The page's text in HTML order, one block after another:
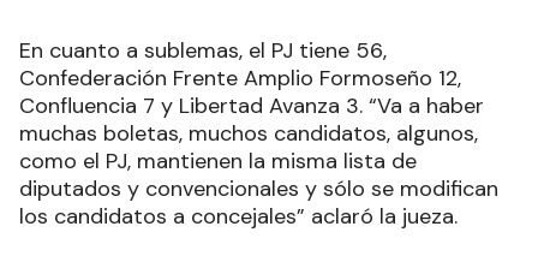
En cuanto a sublemas, el PJ tiene 56,
Confederación Frente Amplio Formoseño 12,
Confluencia 7 y Libertad Avanza 3. “Va a haber
muchas boletas, muchos candidatos, algunos,
como el PJ, mantienen la misma lista de
diputados y convencionales y sólo se modifican
los candidatos a concejales” aclaró la jueza.